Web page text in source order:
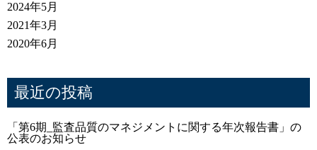
2024年5月
2021年3月
2020年6月
最近の投稿
「第6期_監査品質のマネジメントに関する年次報告書」の
公表のお知らせ